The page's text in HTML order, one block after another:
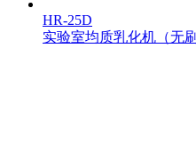
HR-25D
实验室均质乳化机（无